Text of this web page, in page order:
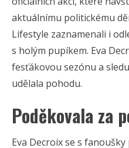
aktuálnímu politickému
Lifestyle zaznamenali i
s holým pupíkem. Eva
fesťákovou sezónu a
udělala pohodu.
Poděkovala za
Eva Decroix se s